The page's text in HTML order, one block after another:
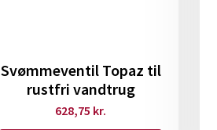
Svømmeventil Topaz til
rustfri vandtrug
628,75 kr.